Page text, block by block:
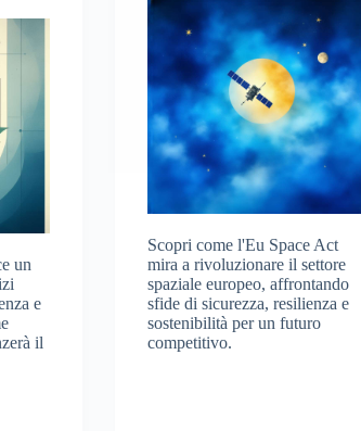
un
e
il
Scopri come l'Eu Space Act
mira a rivoluzionare il settore
spaziale europeo, affrontando
sfide di sicurezza, resilienza e
sostenibilità per un futuro
competitivo.